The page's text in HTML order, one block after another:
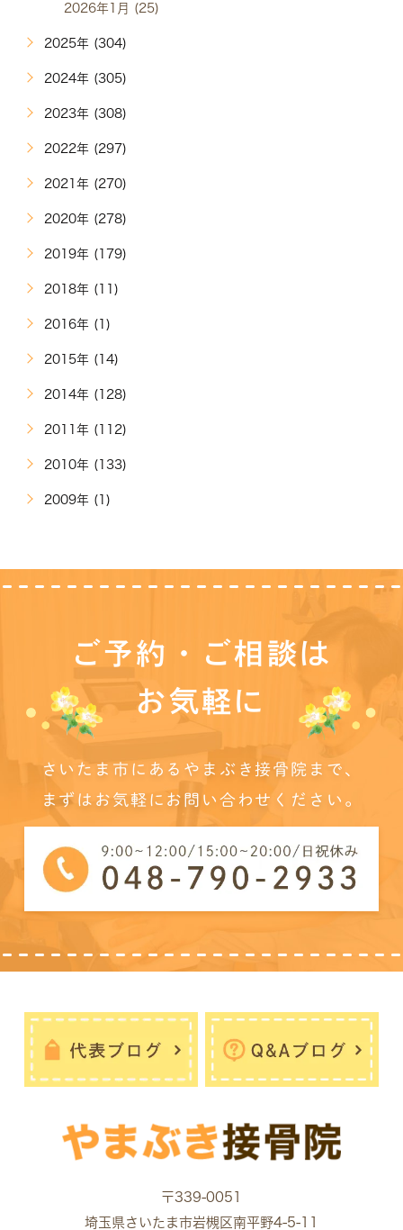
2026年1月 (25)
2025年 (304)
2024年 (305)
2023年 (308)
2022年 (297)
2021年 (270)
2020年 (278)
2019年 (179)
2018年 (11)
2016年 (1)
2015年 (14)
2014年 (128)
2011年 (112)
2010年 (133)
2009年 (1)
ご予約・ご相談は
お気軽に
さいたま市にあるやまぶき接骨院まで、
まずはお気軽にお問い合わせください。
〒339-0051
埼玉県さいたま市岩槻区南平野4-5-11